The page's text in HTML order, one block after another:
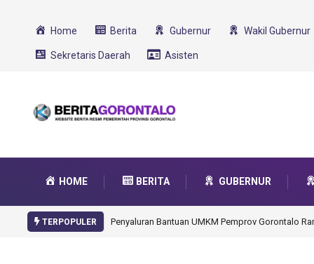
Home Berita Gubernur Wakil Gubernur
Sekretaris Daerah Asisten
HOME BERITA GUBERNUR
TERPOPULER Gorontalo Ikut Dukung Program SMA Unggul